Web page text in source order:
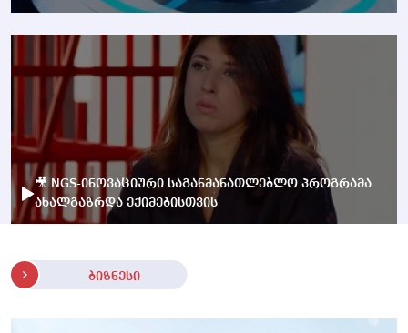
🎥 NGS-ინოვაციური საგანმანათლებლო პროგრამა
ახალგაზრდა ექიმებისთვის
ბიზნესი